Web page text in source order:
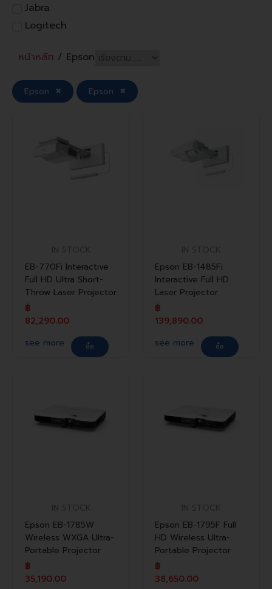
Jabra
Logitech
หน้าหลัก / Epson
Epson × Epson ×
EB-770Fi Interactive
Full HD Ultra Short-
Throw Laser Projector
฿
82,290.00
see more
ซื้อ
Epson EB-1485Fi
Interactive Full HD
Laser Projector
฿
139,890.00
see more
ซื้อ
Epson EB-1785W
Wireless WXGA Ultra-
Portable Projector
฿
35,190.00
Epson EB-1795F Full
HD Wireless Ultra-
Portable Projector
฿
38,650.00